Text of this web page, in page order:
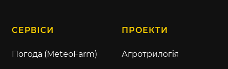
СЕРВІСИ
Погода (MeteoFarm)
ПРОЕКТИ
Агротрилогія